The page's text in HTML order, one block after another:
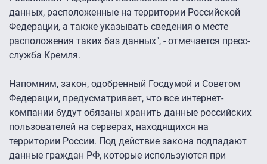
данных, расположенные на территории Российской
Федерации, а также указывать сведения о месте
расположения таких баз данных", - отмечается пресс-
служба Кремля.
Напомним, закон, одобренный Госдумой и Советом
Федерации, предусматривает, что все интернет-
компании будут обязаны хранить данные российских
пользователей на серверах, находящихся на
территории России. Под действие закона подпадают
данные граждан РФ, которые используются при